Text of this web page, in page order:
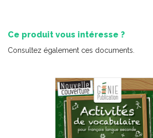
Ce produit vous intéresse ?
Consultez également ces documents.